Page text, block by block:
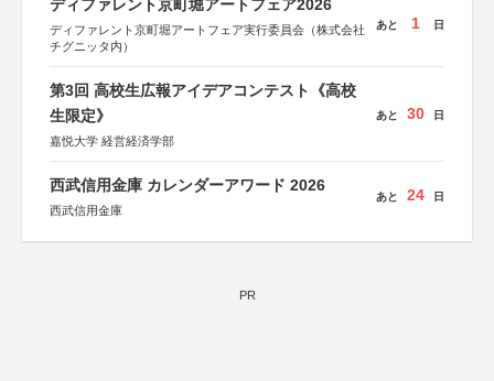
ディファレント京町堀アートフェア2026
ディファレント京町堀アートフェア実行委員会（株式会社
チグニッタ内）
あと 1 日
第3回 高校生広報アイデアコンテスト《高校
生限定》
嘉悦大学 経営経済学部
あと 30 日
西武信用金庫 カレンダーアワード 2026
西武信用金庫
あと 24 日
PR